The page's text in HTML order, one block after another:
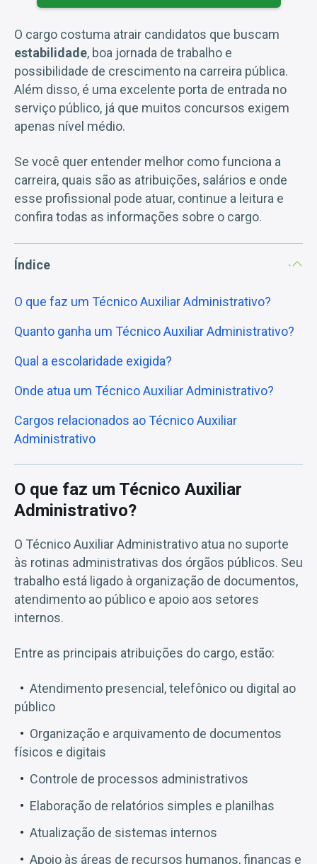
O cargo costuma atrair candidatos que buscam
estabilidade, boa jornada de trabalho e
possibilidade de crescimento na carreira pública.
Além disso, é uma excelente porta de entrada no
serviço público, já que muitos concursos exigem
apenas nível médio.
Se você quer entender melhor como funciona a
carreira, quais são as atribuições, salários e onde
esse profissional pode atuar, continue a leitura e
confira todas as informações sobre o cargo.
Índice
O que faz um Técnico Auxiliar Administrativo?
Quanto ganha um Técnico Auxiliar Administrativo?
Qual a escolaridade exigida?
Onde atua um Técnico Auxiliar Administrativo?
Cargos relacionados ao Técnico Auxiliar
Administrativo
O que faz um Técnico Auxiliar
Administrativo?
O Técnico Auxiliar Administrativo atua no suporte
às rotinas administrativas dos órgãos públicos. Seu
trabalho está ligado à organização de documentos,
atendimento ao público e apoio aos setores
internos.
Entre as principais atribuições do cargo, estão:
Atendimento presencial, telefônico ou digital ao
público
Organização e arquivamento de documentos
físicos e digitais
Controle de processos administrativos
Elaboração de relatórios simples e planilhas
Atualização de sistemas internos
Apoio às áreas de recursos humanos, finanças e